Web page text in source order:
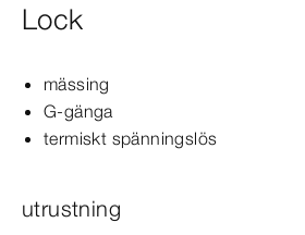
Lock
mässing
G-​gänga
termiskt spänningslös
utrustning